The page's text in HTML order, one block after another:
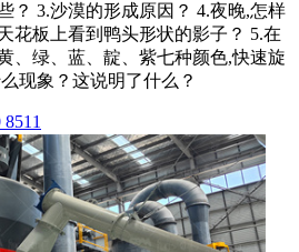
？ 3.沙漠的形成原因？ 4.夜晚,怎样
花板上看到鸭头形状的影子？ 5.在
、绿、蓝、靛、紫七种颜色,快速旋
现象？这说明了什么？